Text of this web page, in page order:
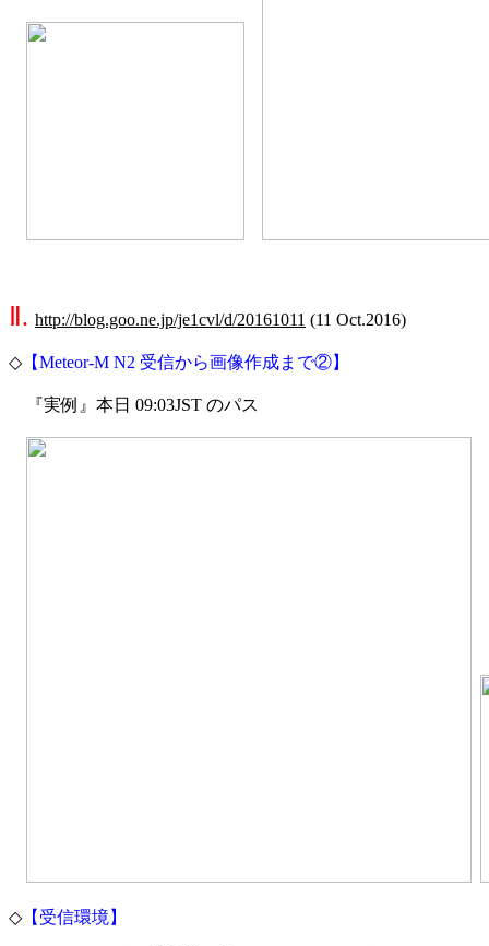
Ⅱ. http://blog.goo.ne.jp/je1cvl/d/20161011 (11 Oct.2016)
◇ 【Meteor-M N2 受信から画像作成まで②】
『実例』本日 09:03JST のパス
◇ 【受信環境】